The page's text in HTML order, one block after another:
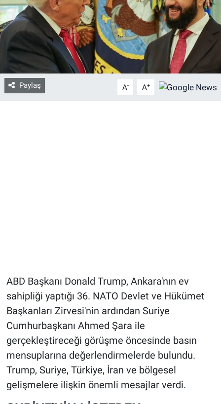
Paylaş A- A+
ABD Başkanı Donald Trump, Ankara'nın ev
sahipliği yaptığı 36. NATO Devlet ve Hükümet
Başkanları Zirvesi'nin ardından Suriye
Cumhurbaşkanı Ahmed Şara ile
gerçekleştireceği görüşme öncesinde basın
mensuplarına değerlendirmelerde bulundu.
Trump, Suriye, Türkiye, İran ve bölgesel
gelişmelere ilişkin önemli mesajlar verdi.
İLAN
Bize ulaşın
İletişim/Künye
Yaşam